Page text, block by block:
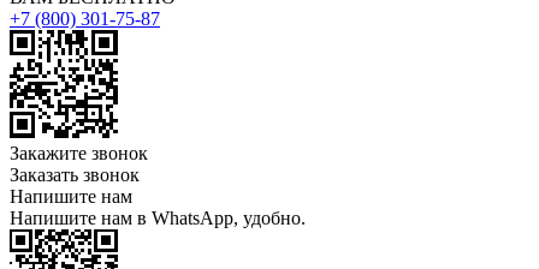
+7 (800) 301-75-87
Закажите звонок
Заказать звонок
Напишите нам
Напишите нам в WhatsApp, удобно.